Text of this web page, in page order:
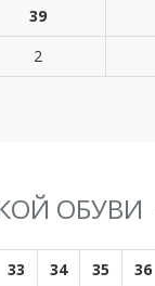
39
2
ОБУВИ
33 34 35 36